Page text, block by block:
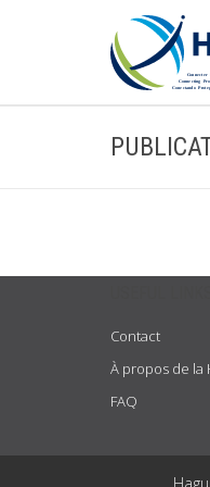
Contact
À propos de la
FAQ